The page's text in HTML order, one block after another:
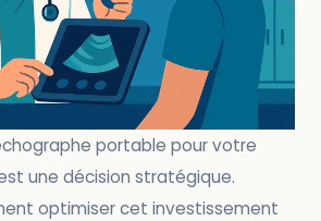
portable pour votre
une décision stratégique.
optimiser cet investissement